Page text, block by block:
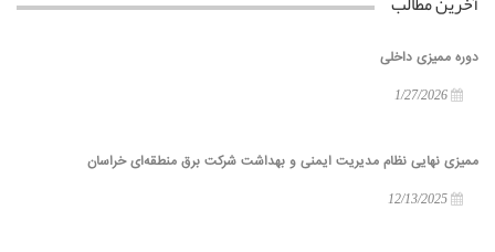
دوره ممیزی داخلی
ممیزی نهایی نظام مدیریت ایمنی و بهداشت شرکت برق منطقه‌ای خراسان